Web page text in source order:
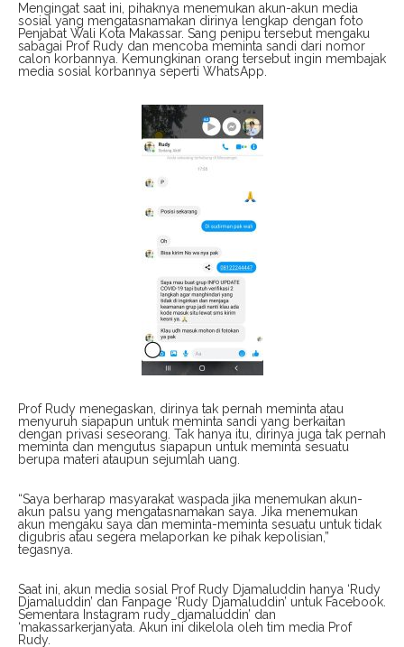
Mengingat saat ini, pihaknya menemukan akun-akun media
sosial yang mengatasnamakan dirinya lengkap dengan foto
Penjabat Wali Kota Makassar. Sang penipu tersebut mengaku
sabagai Prof Rudy dan mencoba meminta sandi dari nomor
calon korbannya. Kemungkinan orang tersebut ingin membajak
media sosial korbannya seperti WhatsApp.
Prof Rudy menegaskan, dirinya tak pernah meminta atau
menyuruh siapapun untuk meminta sandi yang berkaitan
dengan privasi seseorang. Tak hanya itu, dirinya juga tak pernah
meminta dan mengutus siapapun untuk meminta sesuatu
berupa materi ataupun sejumlah uang.
“Saya berharap masyarakat waspada jika menemukan akun-
akun palsu yang mengatasnamakan saya. Jika menemukan
akun mengaku saya dan meminta-meminta sesuatu untuk tidak
digubris atau segera melaporkan ke pihak kepolisian,”
tegasnya.
Saat ini, akun media sosial Prof Rudy Djamaluddin hanya ‘Rudy
Djamaluddin’ dan Fanpage ‘Rudy Djamaluddin’ untuk Facebook.
Sementara Instagram rudy_djamaluddin’ dan
‘makassarkerjanyata. Akun ini dikelola oleh tim media Prof
Rudy.